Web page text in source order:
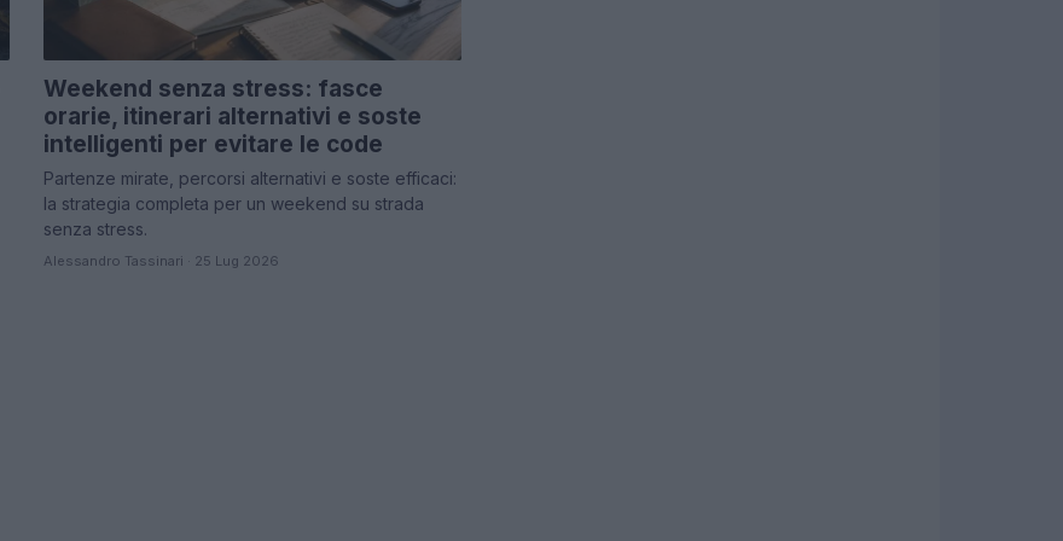
Weekend senza stress: fasce
orarie, itinerari alternativi e soste
intelligenti per evitare le code
Partenze mirate, percorsi alternativi e soste efficaci:
la strategia completa per un weekend su strada
senza stress.
Alessandro Tassinari · 25 Lug 2026